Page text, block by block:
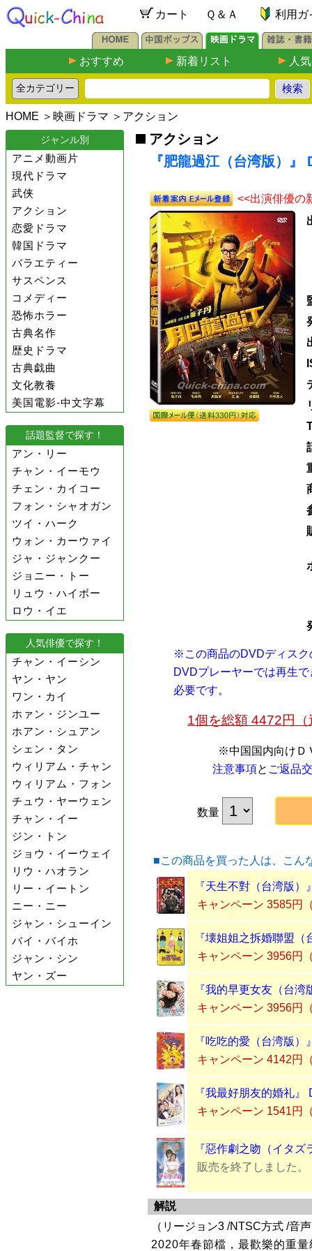
カート Ｑ＆Ａ 利用ガ
おすすめ 新着リスト 人
HOME ＞ 映画ドラマ ＞ アクション
ジャンル別
アニメ動画片
現代ドラマ
武侠
アクション
恋愛ドラマ
韓国ドラマ
バラエティー
サスペンス
コメディー
恐怖ホラー
古典名作
歴史ドラマ
古典戯曲
文化教養
美国電影-中文字幕
話題監督で探す！
アン・リー
チャン・イーモウ
チェン・カイコー
フォン・シャオガン
ツイ・ハーク
ウォン・カーウァイ
ジャ・ジャンクー
ジョニー・トー
リュウ・ハイボー
ロウ・イエ
人気俳優で探す！
チャン・イーシン
ヤン・ヤン
ワン・カイ
ホァン・ジンユー
ホアン・シュアン
シェン・タン
ウィリアム・チャン
ウィリアム・フォン
チュウ・ヤーウェン
チャン・イー
ジン・トン
ジョウ・イーウェイ
リウ・ハオラン
リー・イートン
ニー・ニー
ジャン・シューイン
バイ・バイホ
ジャン・シン
ヤン・ズー
アクション
『肥龍過江（台湾版）』
<<出演俳優の
※この商品のDVDディスク
DVDプレーヤーでは再生
必要です。
1個を総額 4472円
※中国国内向けＤ
注意事項と ご返品
数量
■この商品を買った人は、こん
『天生不對（台湾版
キャンペーン 3585円
『壊姐姐之拆婚聯盟
キャンペーン 3956円
『我的早更女友（台
キャンペーン 3956円
『吃吃的愛（台湾版
キャンペーン 4142円
『我最好朋友的婚礼』
キャンペーン 1541円
『惡作劇之吻（イタ
販売を終了しました。
解説
（リージョン3 /NTSC方式 /音
2020年春節檔，最歡樂的重